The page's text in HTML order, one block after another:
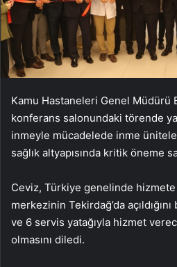
Kamu Hastaneleri Genel Müdürü
konferans salonundaki törende
inmeyle mücadelede inme
sağlık altyapısında kritik öneme
Ceviz, Türkiye genelinde
merkezinin Tekirdağ’da
ve 6 servis yatağıyla hizmet
olmasını diledi.